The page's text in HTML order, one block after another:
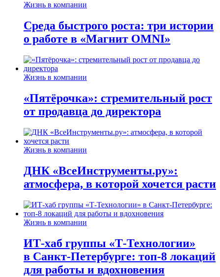
Жизнь в компании
Среда быстрого роста: три истории
о работе в «Магнит OMNI»
Жизнь в компании
«Пятёрочка»: стремительный рост
от продавца до директора
Жизнь в компании
ДНК «ВсеИнструменты.ру»:
атмосфера, в которой хочется расти
Жизнь в компании
ИТ-хаб группы «Т-Технологии»
в Санкт-Петербурге: топ-8 локаций
для работы и вдохновения